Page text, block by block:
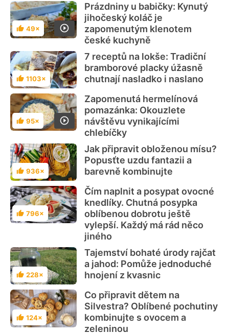
Hodnocení
49×
Prázdniny u babičky: Kynutý
jihočeský koláč je
zapomenutým klenotem
české kuchyně
Hodnocení
1103×
7 receptů na lokše: Tradiční
bramborové placky úžasně
chutnají nasladko i naslano
Hodnocení
95×
Zapomenutá hermelínová
pomazánka: Okouzlete
návštěvu vynikajícími
chlebíčky
Hodnocení
936×
Jak připravit obloženou mísu?
Popusťte uzdu fantazii a
barevně kombinujte
Hodnocení
796×
Čím naplnit a posypat ovocné
knedlíky. Chutná posypka
oblíbenou dobrotu ještě
vylepší. Každý má rád něco
jiného
Hodnocení
228×
Tajemství bohaté úrody rajčat
a jahod: Pomůže jednoduché
hnojení z kvasnic
Hodnocení
124×
Co připravit dětem na
Silvestra? Oblíbené pochutiny
kombinujte s ovocem a
zeleninou